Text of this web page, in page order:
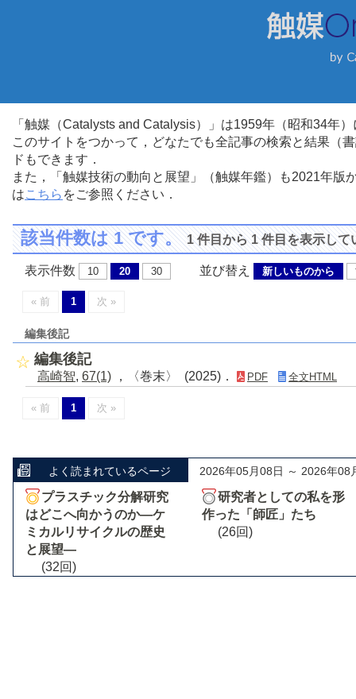
「触媒（Catalysts and Catalysis）」は1959年（昭和34年
このサイトをつかって，どなたでも全記事の検索と結果（
ドもできます．
また，「触媒技術の動向と展望」（触媒年鑑）も2021年
はこちら をご参照ください．
該当件数は 1 です。1 件目から 1 件目を表示して
表示件数 10 20 30 並び替え 新しいものから
« 前 1 次 »
編集後記
編集後記
高崎智, 67(1) ，〈巻末〉 (2025)． PDF 全文HTML
« 前 1 次 »
よく読まれているページ 2026年05月08日 ～ 2026年08
プラスチック分解研究
はどこへ向かうのか―ケ
ミカルリサイクルの歴史
と展望―
(32回)
研究者としての私を形
作った「師匠」たち
(26回)